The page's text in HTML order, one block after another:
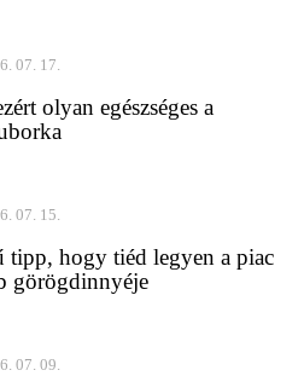
07. 17.
olyan egészséges a
07. 15.
tipp, hogy tiéd legyen a piac
görögdinnyéje
07. 09.